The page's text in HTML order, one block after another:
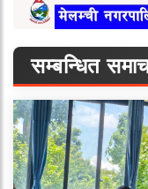
सम्बन्धित